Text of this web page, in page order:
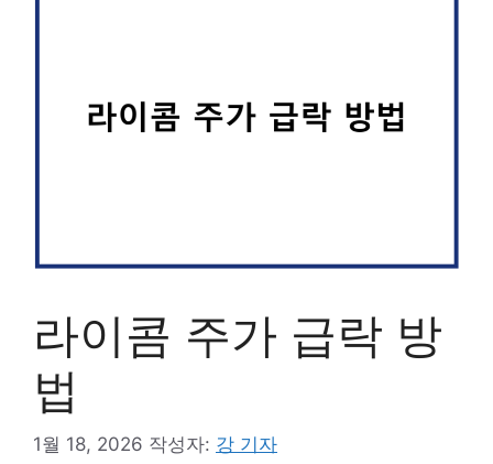
라이콤 주가 급락 방
법
1월 18, 2026 작성자: 강 기자